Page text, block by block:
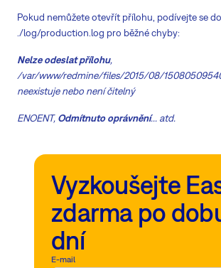
Pokud nemůžete otevřít přílohu, podívejte se do
./log/production.log pro běžné chyby:
Nelze odeslat přílohu,
/var/www/redmine/files/2015/08/
neexistuje nebo není čitelný
ENOENT, Odmítnuto oprávnění... atd.
Vyzkoušejte
zdarma po
dní
E-mail